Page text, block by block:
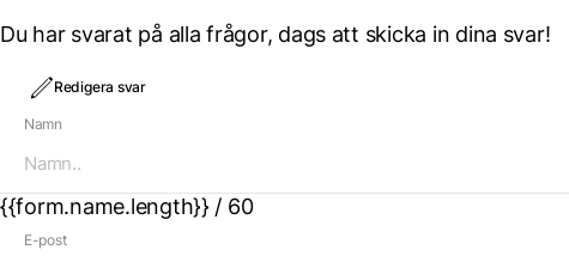
Du har svarat på alla frågor, dags att skicka in dina svar!
Redigera svar
Namn
{{form.name.length}} / 60
E-post